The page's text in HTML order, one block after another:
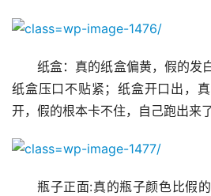
纸盒：真的纸盒偏黄，假的发
纸盒压口不贴紧；纸盒开口出，
开，假的根本卡不住，自己跑出来了
瓶子正面:真的瓶子颜色比假